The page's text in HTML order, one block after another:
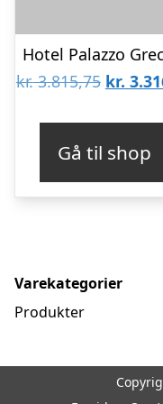
kr.3.815,75 Den
var:
kr.
kr.
Gå til shop
Varekategorier
Produkter